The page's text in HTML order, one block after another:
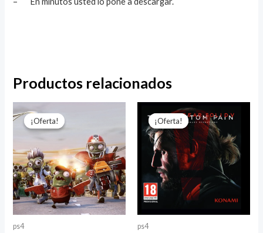
Productos relacionados
¡Oferta!
¡Oferta!
ps4
precio
original
$49.999.$15.999.
¡Oferta!
¡Oferta!
ps4
precio
original
era:
$59.999.
precio
actual
es:
$22.999.